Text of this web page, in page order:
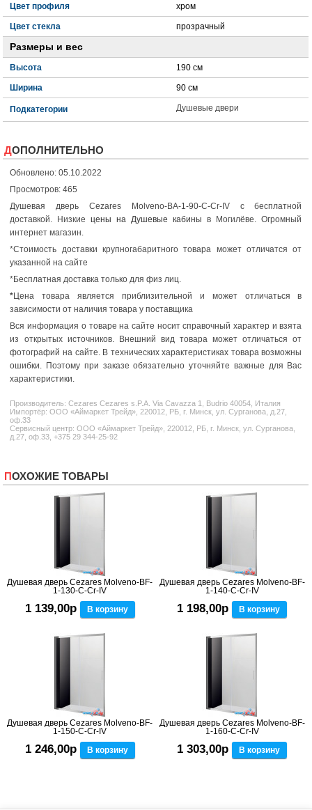
Цвет профиля хром
Цвет стекла прозрачный
Размеры и вес
Высота 190 см
Ширина 90 см
Подкатегории Душевые двери
ДОПОЛНИТЕЛЬНО
Обновлено: 05.10.2022
Просмотров: 465
Душевая дверь Cezares Molveno-BA-1-90-C-Cr-IV с бесплатной
доставкой. Низкиецены на Душевые кабины в Могилёве. Огромный
интернет магазин.
*Стоимость доставки крупногабаритного товара может отличатся от
указанной на сайте
*Бесплатная доставка только для физ лиц.
*Цена товара является приблизительной и может отличаться в
зависимости от наличия товара у поставщика
Вся информация о товаре на сайте носит справочный характер и взята
из открытых источников. Внешний вид товара может отличаться от
фотографий на сайте. В технических характеристиках товара возможны
ошибки. Поэтому при заказе обязательно уточняйте важные для Вас
характеристики.
Производитель:Cezares Cezares s.P.A. Via Cavazza 1, Budrio 40054, Италия
Импортёр: ООО «Аймаркет Трейд», 220012, РБ, г. Минск, ул. Сурганова, д.27,
оф.33
Сервисный центр: ООО «Аймаркет Трейд», 220012, РБ, г. Минск, ул. Сурганова,
д.27, оф.33, +375 29 344-25-92
ПОХОЖИЕ ТОВАРЫ
Душевая дверь Cezares Molveno-BF-
1-130-C-Cr-IV
1 139,00р В корзину
Душевая дверь Cezares Molveno-BF-
1-140-C-Cr-IV
1 198,00р В корзину
Душевая дверь Cezares Molveno-BF-
1-150-C-Cr-IV
1 246,00р В корзину
Душевая дверь Cezares Molveno-BF-
1-160-C-Cr-IV
1 303,00р В корзину